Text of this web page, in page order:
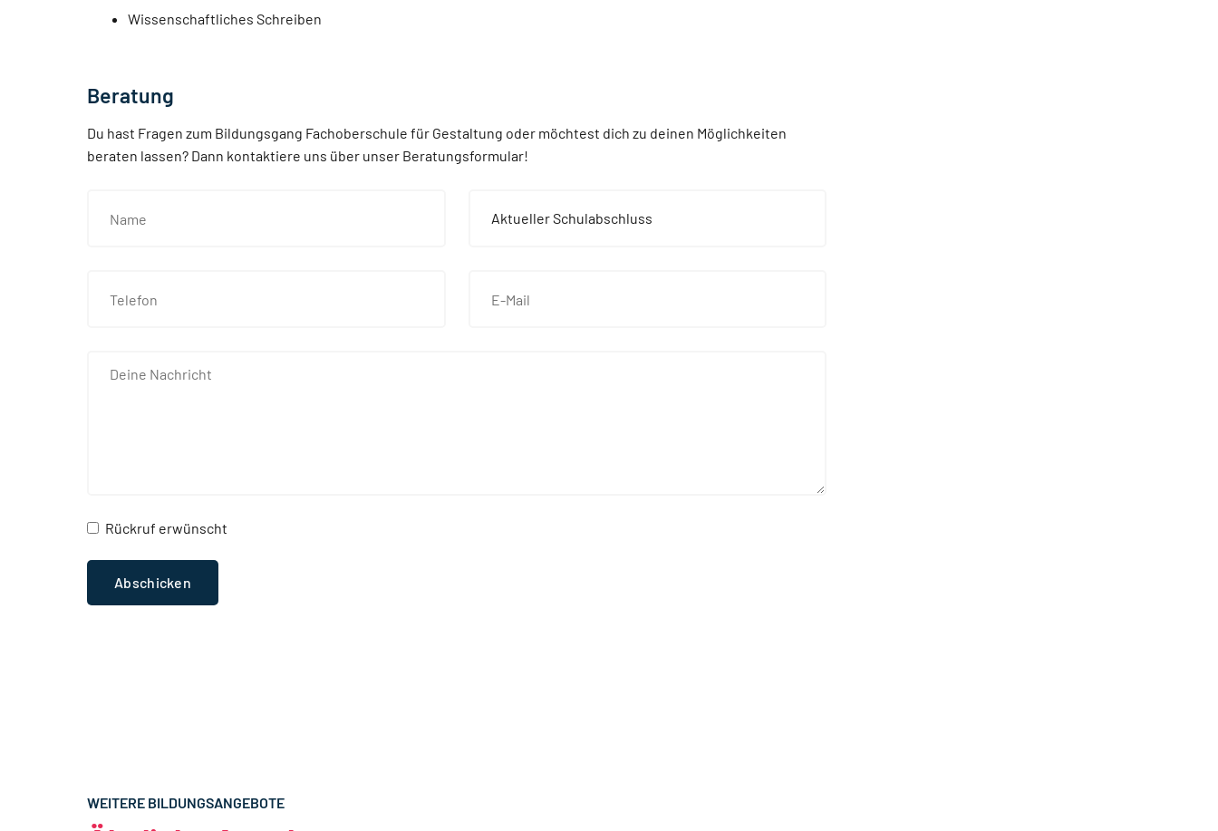
Wissenschaftliches Schreiben
Beratung
Du hast Fragen zum Bildungsgang Fachoberschule für Gestaltung oder möchtest dich zu deinen Möglichkeiten
beraten lassen? Dann kontaktiere uns über unser Beratungsformular!
Rückruf erwünscht
WEITERE BILDUNGSANGEBOTE